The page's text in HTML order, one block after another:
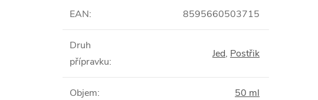
EAN: 8595660503715
Druh
přípravku:
Jed, Postřik
Objem: 50 ml